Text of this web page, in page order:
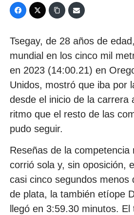
Tsegay, de 28 años de
mundial en los cinco mil
en 2023 (14:00.21) en
Unidos, mostró que iba por
desde el inicio de la carrera
ritmo que el resto de las
pudo seguir.
Reseñas de la competencia
corrió sola y, sin oposición,
casi cinco segundos menos
de plata, la también etíope
llegó en 3:59.30 minutos.